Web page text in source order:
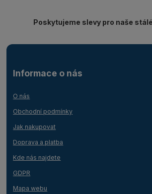
Poskytujeme slevy pro naše
Informace o nás
O nás
Obchodní podmínky
Jak nakupovat
Doprava a platba
Kde nás najdete
GDPR
Mapa webu